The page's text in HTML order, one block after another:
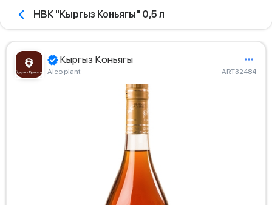
НВК "Кыргыз Коньягы" 0,5 л
Кыргыз Коньягы
Alco plant ART32484